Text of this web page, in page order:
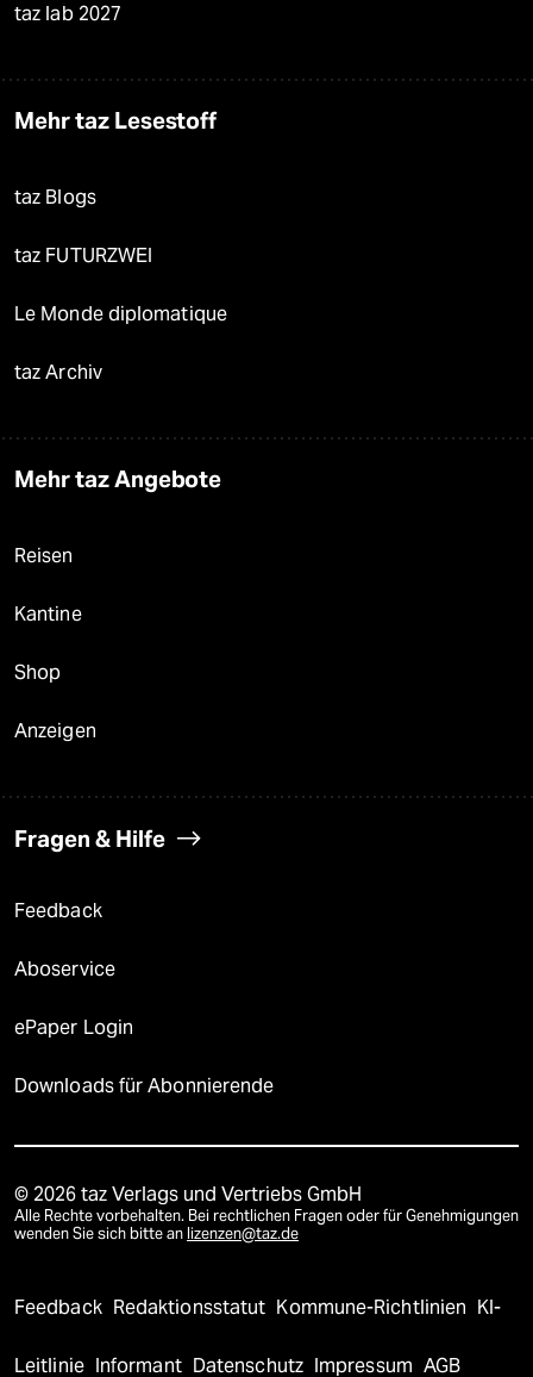
taz lab 2027
Mehr taz Lesestoff
taz Blogs
taz FUTURZWEI
Le Monde diplomatique
taz Archiv
Mehr taz Angebote
Reisen
Kantine
Shop
Anzeigen
Fragen & Hilfe
Feedback
Aboservice
ePaper Login
Downloads für Abonnierende
© 2026 taz Verlags und Vertriebs GmbH
Alle Rechte vorbehalten. Bei rechtlichen Fragen oder für Genehmigungen
wenden Sie sich bitte an lizenzen@taz.de
Feedback Redaktionsstatut Kommune-Richtlinien KI-
Leitlinie Informant Datenschutz Impressum AGB